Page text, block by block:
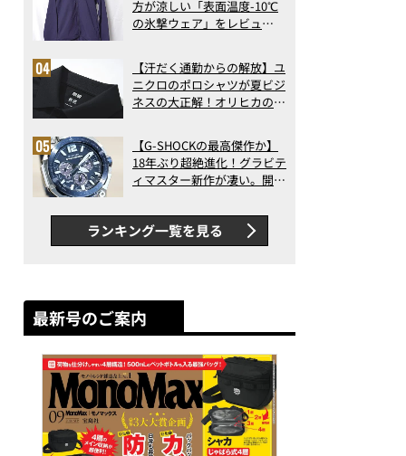
（2026年6月版）
方が涼しい「表面温度-10℃
の氷撃ウェア」をレビュ
【汗だく通勤からの解放】ユ
ニクロのポロシャツが夏ビジ
ネスの大正解！オリヒカの透
アの実力
【G-SHOCKの最高傑作か】
18年ぶり超絶進化！グラビテ
ィマスター新作が凄い。開発
新ムーブメントの衝撃
ランキング一覧を見る
最新号のご案内